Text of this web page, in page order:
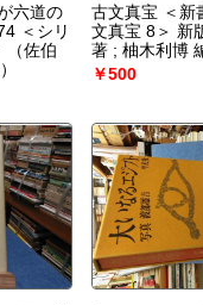
六道の
＜シリ
（佐伯
古文真宝 ＜新
文真宝 8＞ 新
著 ; 柚木利博
￥500